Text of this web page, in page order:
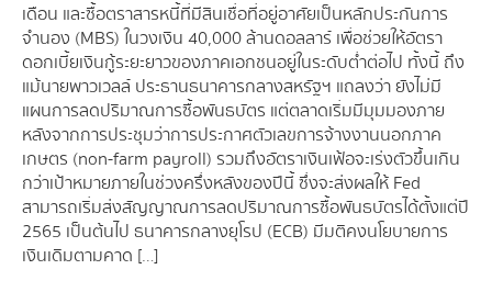
เดือน และซื้อตราสารหนี้ที่มีสินเชื่อที่อยู่อาศัยเป็นหลักประกันการ
จำนอง (MBS) ในวงเงิน 40,000 ล้านดอลลาร์ เพื่อช่วยให้อัตรา
ดอกเบี้ยเงินกู้ระยะยาวของภาคเอกชนอยู่ในระดับต่ำต่อไป ทั้งนี้ ถึง
แม้นายพาวเวลล์ ประธานธนาคารกลางสหรัฐฯ แถลงว่า ยังไม่มี
แผนการลดปริมาณการซื้อพันธบัตร แต่ตลาดเริ่มมีมุมมองภาย
หลังจากการประชุมว่าการประกาศตัวเลขการจ้างงานนอกภาค
เกษตร (non-farm payroll) รวมถึงอัตราเงินเฟ้อจะเร่งตัวขึ้นเกิน
กว่าเป้าหมายภายในช่วงครึ่งหลังของปีนี้ ซึ่งจะส่งผลให้ Fed
สามารถเริ่มส่งสัญญาณการลดปริมาณการซื้อพันธบัตรได้ตั้งแต่ปี
2565 เป็นต้นไป ธนาคารกลางยุโรป (ECB) มีมติคงนโยบายการ
เงินเดิมตามคาด […]